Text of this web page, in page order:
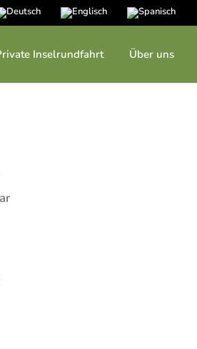
Inselrundfahrt Über uns